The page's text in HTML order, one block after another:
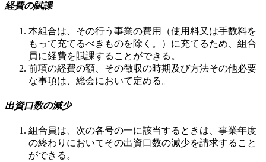
経費の賦課
本組合は、その行う事業の費用（使用料又は手数料を
もって充てるべきものを除く。）に充てるため、組合
員に経費を賦課することができる。
前項の経費の額、その徴収の時期及び方法その他必要
な事項は、総会において定める。
出資口数の減少
組合員は、次の各号の一に該当するときは、事業年度
の終わりにおいてその出資口数の減少を請求すること
ができる。